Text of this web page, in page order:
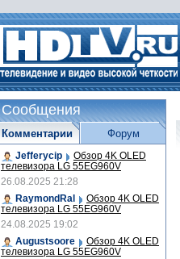
Сообщения
Комментарии
Jefferycip Обзор 4K OLED
телевизора LG 55EG960V
26.08.2025 21:28
RaymondRal
Обзор 4K OLED
телевизора LG 55EG960V
24.08.2025 19:02
Augustsoore
Обзор 4K OLED
телевизора LG 55EG960V
Форум